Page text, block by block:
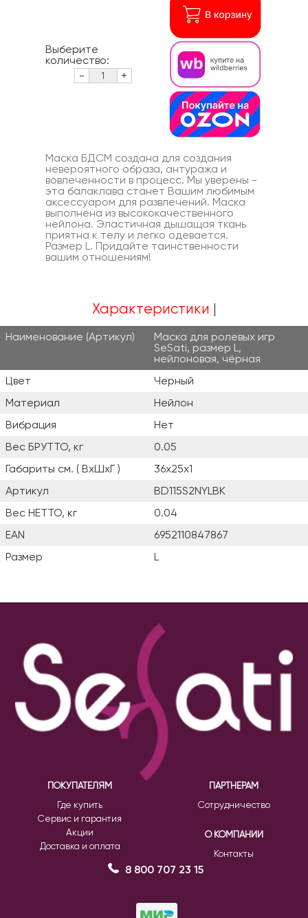
Выберите
количество:
-
+
Маска БДСМ создана для создания
невероятного образа, антуража и
вовлеченности в процесс. Мы уверены -
эта балаклава станет Вашим любимым
аксессуаром для развлечений. Маска
выполнена из высококачественного
нейлона. Эластичная дышащая ткань
приятна к телу и легко одевается.
Размер L. Придайте таинственности
вашим отношениям!
Характеристики
Наименование (Артикул)
Маска для ролевых игр
SeSati, размер L,
нейлоновая, чёрная
Цвет
Черный
Материал
Нейлон
Вибрация
Нет
Вес БРУТТО, кг
0.05
Габариты см. ( ВxШxГ )
36x25х1
Артикул
BD115S2NYLBK
Вес НЕТТО, кг
0.04
EAN
6952110847867
Размер
L
ПОКУПАТЕЛЯМ
Где купить
Сервис и гарантия
Акции
Доставка и оплата
ПАРТНЕРАМ
Сотрудничество
О КОМПАНИИ
Контакты
8 800 707 23 15